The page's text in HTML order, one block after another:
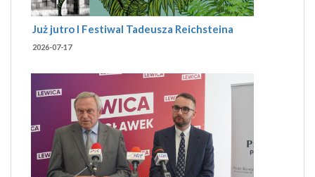
Już jutro I Festiwal Tadeusza Reichsteina
2026-07-17